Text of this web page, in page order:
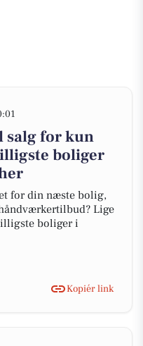
salg for kun
boliger
for din næste bolig,
Lige
boliger i
Kopiér link